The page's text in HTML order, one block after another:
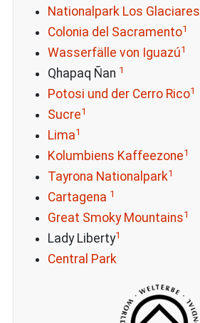
Nationalpark Los Glaciares
Colonia del Sacramento1
Wasserfälle von Iguazú1
Qhapaq Ñan 1
Potosi und der Cerro Rico1
Sucre1
Lima1
Kolumbiens Kaffeezone1
Tayrona Nationalpark1
Cartagena 1
Great Smoky Mountains1
Lady Liberty1
Central Park